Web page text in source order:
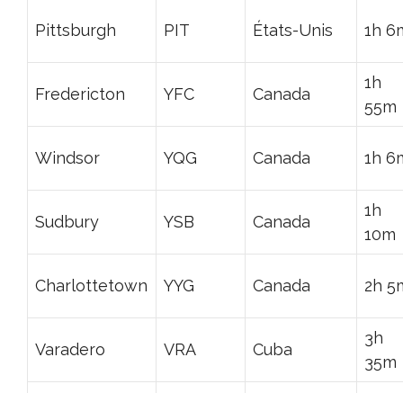
Pittsburgh PIT États-Unis 1h
Fredericton YFC Canada
1h
55m
Windsor YQG Canada 1h
Sudbury YSB Canada
1h
10m
Charlottetown YYG Canada 2h
Varadero VRA Cuba
3h
35m